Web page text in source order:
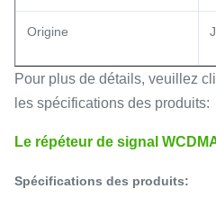
Origine
Pour plus de détails, veuillez
les spécifications des produits:
Le répéteur de signal
Spécifications des produits: